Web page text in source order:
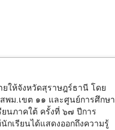
ให้จังหวัดสุราษฎร์ธานี โดย
พม.เขต ๑๑ และศูนย์การศึกษา
ยนภาคใต้ ครั้งที่ ๖๗ ปีการ
เรียนได้แสดงออกถึงความรู้